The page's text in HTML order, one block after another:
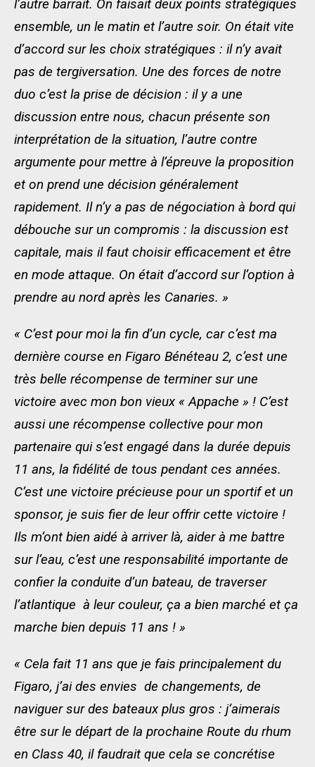
l’autre barrait. On faisait deux points stratégiques
ensemble, un le matin et l’autre soir. On était vite
d’accord sur les choix stratégiques : il n’y avait
pas de tergiversation. Une des forces de notre
duo c’est la prise de décision : il y a une
discussion entre nous, chacun présente son
interprétation de la situation, l’autre contre
argumente pour mettre à l’épreuve la proposition
et on prend une décision généralement
rapidement. Il n’y a pas de négociation à bord qui
débouche sur un compromis : la discussion est
capitale, mais il faut choisir efficacement et être
en mode attaque. On était d’accord sur l’option à
prendre au nord après les Canaries. »
« C’est pour moi la fin d’un cycle, car c’est ma
dernière course en Figaro Bénéteau 2, c’est une
très belle récompense de terminer sur une
victoire avec mon bon vieux « Appache » ! C’est
aussi une récompense collective pour mon
partenaire qui s’est engagé dans la durée depuis
11 ans, la fidélité de tous pendant ces années.
C’est une victoire précieuse pour un sportif et un
sponsor, je suis fier de leur offrir cette victoire !
Ils m’ont bien aidé à arriver là, aider à me battre
sur l’eau, c’est une responsabilité importante de
confier la conduite d’un bateau, de traverser
l’atlantique à leur couleur, ça a bien marché et ça
marche bien depuis 11 ans ! »
« Cela fait 11 ans que je fais principalement du
Figaro, j’ai des envies de changements, de
naviguer sur des bateaux plus gros : j’aimerais
être sur le départ de la prochaine Route du rhum
en Class 40, il faudrait que cela se concrétise